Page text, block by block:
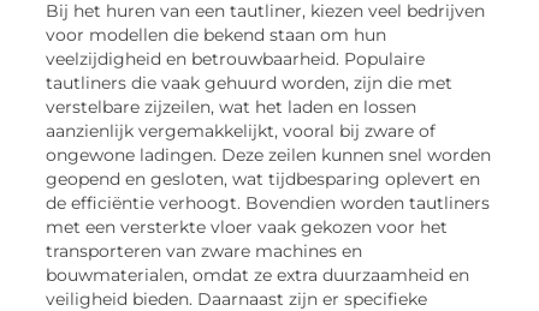
Bij het huren van een tautliner, kiezen veel bedrijven
voor modellen die bekend staan om hun
veelzijdigheid en betrouwbaarheid. Populaire
tautliners die vaak gehuurd worden, zijn die met
verstelbare zijzeilen, wat het laden en lossen
aanzienlijk vergemakkelijkt, vooral bij zware of
ongewone ladingen. Deze zeilen kunnen snel worden
geopend en gesloten, wat tijdbesparing oplevert en
de efficiëntie verhoogt. Bovendien worden tautliners
met een versterkte vloer vaak gekozen voor het
transporteren van zware machines en
bouwmaterialen, omdat ze extra duurzaamheid en
veiligheid bieden. Daarnaast zijn er specifieke